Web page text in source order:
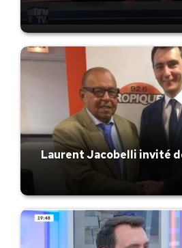
Laurent Jacobelli invité